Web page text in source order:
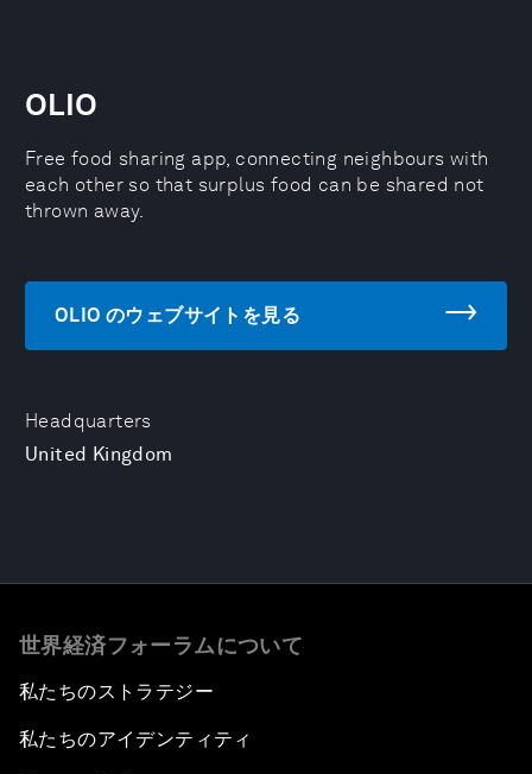
Headquarters
United Kingdom
OLIO
Free food sharing app, connecting neighbours with
each other so that surplus food can be shared not
thrown away.
OLIO のウェブサイトを見る
世界経済フォーラムについて
私たちのストラテジー
私たちのアイデンティティ